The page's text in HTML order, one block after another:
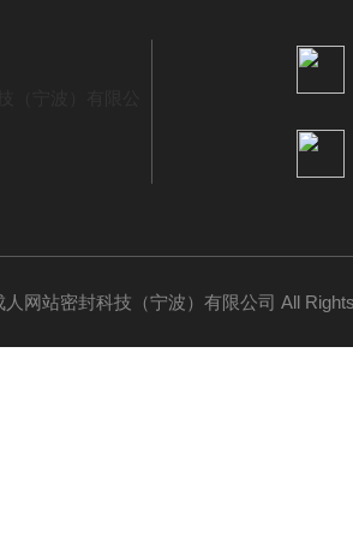
人网站密封科技（宁波）有限公司 All